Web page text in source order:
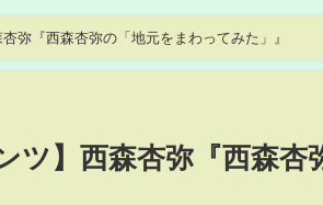
弥『西森杏弥の「地元をまわってみた」』
ツ】西森杏弥『西森